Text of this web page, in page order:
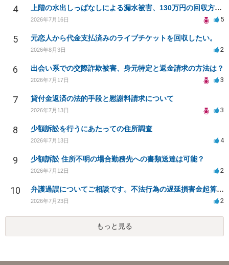
4 上階の水出しっぱなしによる漏水被害、130万円の回収方法を相談したい
2026年7月16日 5
5 元恋人から代金支払済みのライブチケットを回収したい。
2026年8月3日 2
6 出会い系での交際詐欺被害、身元特定と返金請求の方法は？
2026年7月17日 3
7 貸付金返済の法的手段と慰謝料請求について
2026年7月13日 3
8 少額訴訟を行うにあたっての住所調査
2026年7月13日 4
9 少額訴訟 住所不明の場合勤務先への書類送達は可能？
2026年7月12日 2
10 弁護過誤についてご相談です。不法行為の遅延損害金起算日について。
2026年7月23日 2
もっと見る